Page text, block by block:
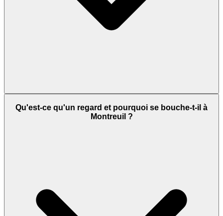
Qu'est-ce qu'un regard et pourquoi se bouche-t-il à
Montreuil ?